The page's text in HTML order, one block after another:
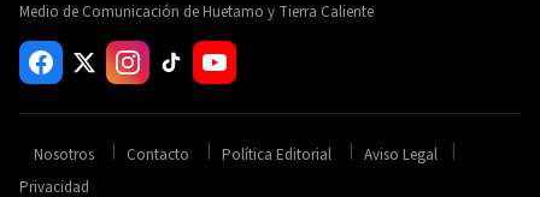
Medio de Comunicación de Huetamo y Tierra Caliente
Nosotros Contacto Política Editorial
Aviso Legal
Privacidad